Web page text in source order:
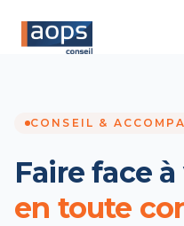
CONSEIL &
Faire face
en toute